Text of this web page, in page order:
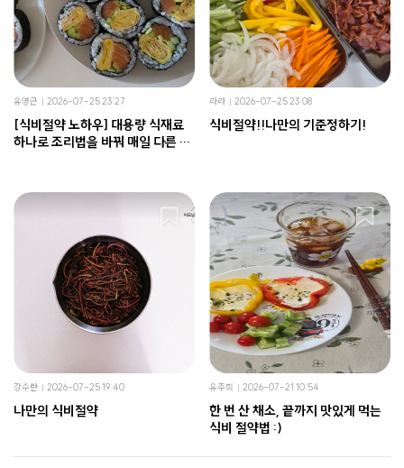
유영근 2026-07-25 23:27
[식비절약 노하우] 대용량 식재료
하나로 조리법을 바꿔 매일 다른 메
라라 2026-07-25 23:08
식비절약!!나만의 기준정하기!
강수란 2026-07-25 19:40
나만의 식비절약
유주희 2026-07-21 10:54
한 번 산 채소, 끝까지 맛있게 먹는
식비 절약법 :)